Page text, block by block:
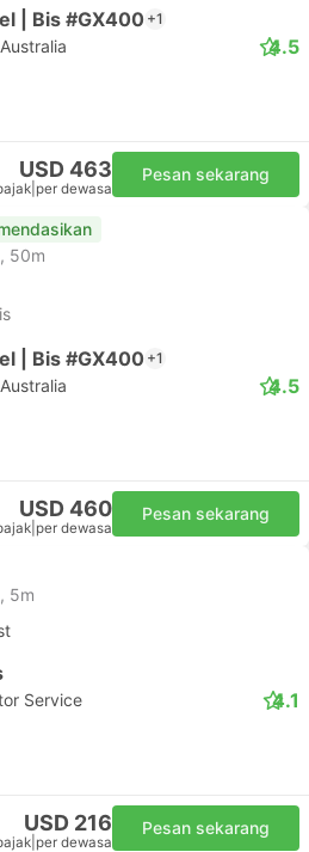
| Bis #GX400 +1
4.5
USD 463
per dewasa
Pesan sekarang
50m
| Bis #GX400 +1
4.5
USD 460
per dewasa
Pesan sekarang
5m
Service 4.1
USD 216
per dewasa
Pesan sekarang